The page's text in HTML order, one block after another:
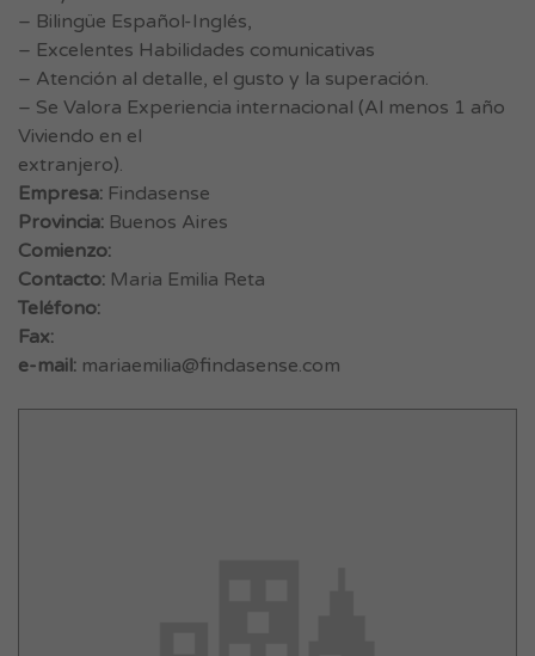
– Bilingüe Español-Inglés,
– Excelentes Habilidades comunicativas
– Atención al detalle, el gusto y la superación.
– Se Valora Experiencia internacional (Al menos 1 año
Viviendo en el
extranjero).
Empresa: Findasense
Provincia: Buenos Aires
Comienzo:
Contacto: Maria Emilia Reta
Teléfono:
Fax:
e-mail: mariaemilia@findasense.com